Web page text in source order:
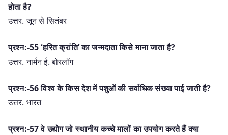
होता है?
उत्तर. जून से सितंबर
प्रश्न:-55 ‘हरित क्रांति’ का जन्मदाता किसे माना जाता है?
उत्तर. नार्मन ई. बोरलॉग
प्रश्न:-56 विश्व के किस देश में पशुओं की सर्वाधिक संख्या पाई जाती है?
उत्तर. भारत
प्रश्न:-57 वे उद्योग जो स्थानीय कच्चे मालों का उपयोग करते हैं क्या